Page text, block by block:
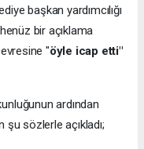
başkan yardımcılığı
bir açıklama
"öyle icap etti"
ardından
sözlerle açıkladı;